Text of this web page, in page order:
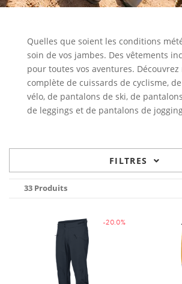
Quelles que soient les conditions
soin de vos jambes. Des vêtements
pour toutes vos aventures.
complète de cuissards de cyclisme,
vélo, de pantalons de ski, de
de leggings et de pantalons de
FILTRES
33 Produits
-20.0%